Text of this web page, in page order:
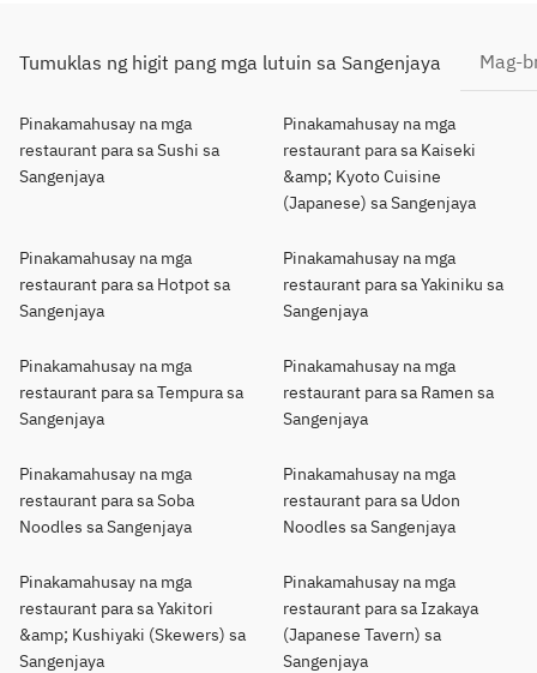
Tumuklas ng higit pang mga lutuin sa Sangenjaya Mag-
Pinakamahusay na mga
restaurant para sa Sushi sa
Sangenjaya
Pinakamahusay na mga
restaurant para sa Kaiseki
&amp; Kyoto Cuisine
(Japanese) sa Sangenjaya
Pinakamahusay na mga
restaurant para sa Hotpot sa
Sangenjaya
Pinakamahusay na mga
restaurant para sa Yakiniku sa
Sangenjaya
Pinakamahusay na mga
restaurant para sa Tempura sa
Sangenjaya
Pinakamahusay na mga
restaurant para sa Ramen sa
Sangenjaya
Pinakamahusay na mga
restaurant para sa Soba
Noodles sa Sangenjaya
Pinakamahusay na mga
restaurant para sa Udon
Noodles sa Sangenjaya
Pinakamahusay na mga
restaurant para sa Yakitori
&amp; Kushiyaki (Skewers) sa
Sangenjaya
Pinakamahusay na mga
restaurant para sa Izakaya
(Japanese Tavern) sa
Sangenjaya